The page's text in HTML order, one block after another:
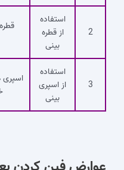
2
استفاده
از قطره
بینی
3
استفاده
از اسپری
بینی
اسپری‌